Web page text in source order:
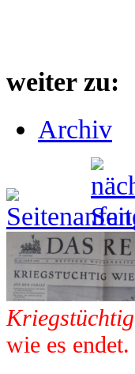
weiter zu:
Archiv
Kriegstüchtig
wie es endet.